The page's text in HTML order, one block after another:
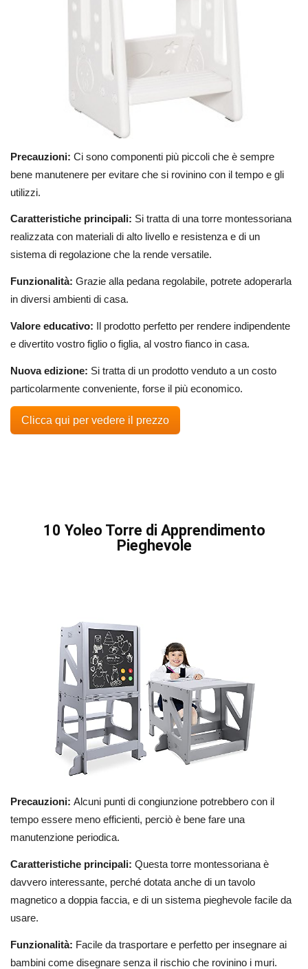
Precauzioni: Ci sono componenti più piccoli che è sempre
bene manutenere per evitare che si rovinino con il tempo e gli
utilizzi.
Caratteristiche principali: Si tratta di una torre montessoriana
realizzata con materiali di alto livello e resistenza e di un
sistema di regolazione che la rende versatile.
Funzionalità: Grazie alla pedana regolabile, potrete adoperarla
in diversi ambienti di casa.
Valore educativo: Il prodotto perfetto per rendere indipendente
e divertito vostro figlio o figlia, al vostro fianco in casa.
Nuova edizione: Si tratta di un prodotto venduto a un costo
particolarmente conveniente, forse il più economico.
Clicca qui per vedere il prezzo
10 Yoleo Torre di Apprendimento
Pieghevole
Precauzioni: Alcuni punti di congiunzione potrebbero con il
tempo essere meno efficienti, perciò è bene fare una
manutenzione periodica.
Caratteristiche principali: Questa torre montessoriana è
davvero interessante, perché dotata anche di un tavolo
magnetico a doppia faccia, e di un sistema pieghevole facile da
usare.
Funzionalità: Facile da trasportare e perfetto per insegnare ai
bambini come disegnare senza il rischio che rovinino i muri.